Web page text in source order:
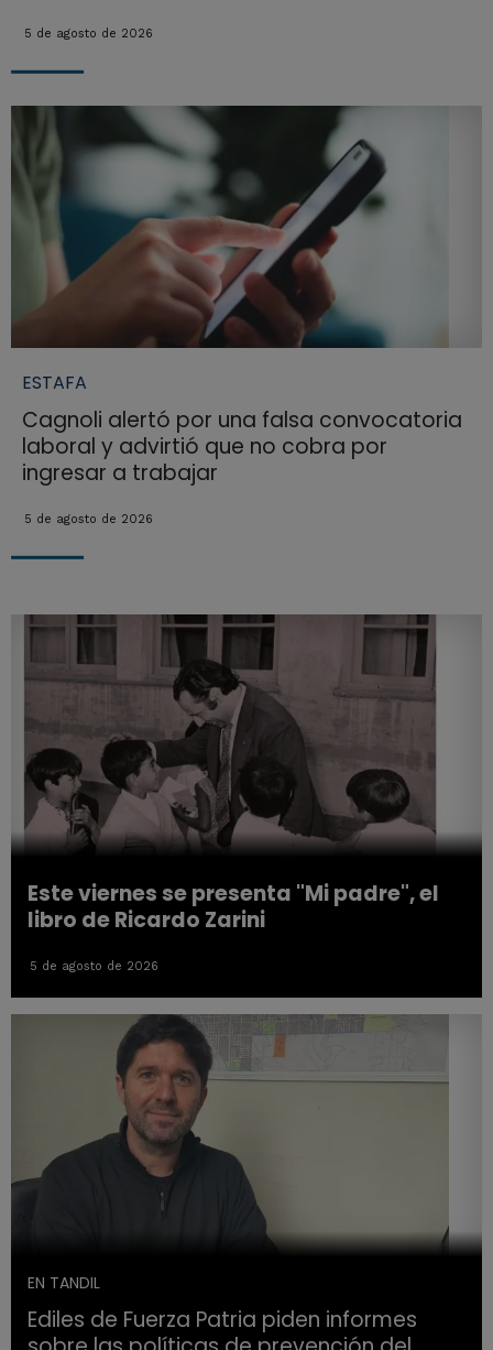
5 de agosto de 2026
ESTAFA
Cagnoli alertó por una falsa convocatoria
laboral y advirtió que no cobra por
ingresar a trabajar
5 de agosto de 2026
Este viernes se presenta "Mi padre", el
libro de Ricardo Zarini
5 de agosto de 2026
EN TANDIL
Ediles de Fuerza Patria piden informes